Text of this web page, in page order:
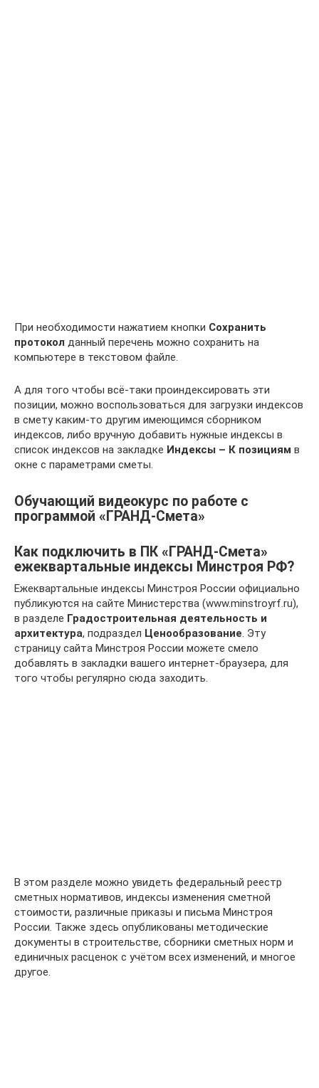
При необходимости нажатием кнопки Сохранить
протокол данный перечень можно сохранить на
компьютере в текстовом файле.
А для того чтобы всё-таки проиндексировать эти
позиции, можно воспользоваться для загрузки индексов
в смету каким-то другим имеющимся сборником
индексов, либо вручную добавить нужные индексы в
список индексов на закладке Индексы – К позициям в
окне с параметрами сметы.
Обучающий видеокурс по работе с
программой «ГРАНД-Смета»
Как подключить в ПК «ГРАНД-Смета»
ежеквартальные индексы Минстроя РФ?
Ежеквартальные индексы Минстроя России официально
публикуются на сайте Министерства (www.minstroyrf.ru),
в разделе Градостроительная деятельность и
архитектура, подраздел Ценообразование. Эту
страницу сайта Минстроя России можете смело
добавлять в закладки вашего интернет-браузера, для
того чтобы регулярно сюда заходить.
В этом разделе можно увидеть федеральный реестр
сметных нормативов, индексы изменения сметной
стоимости, различные приказы и письма Минстроя
России. Также здесь опубликованы методические
документы в строительстве, сборники сметных норм и
единичных расценок с учётом всех изменений, и многое
другое.